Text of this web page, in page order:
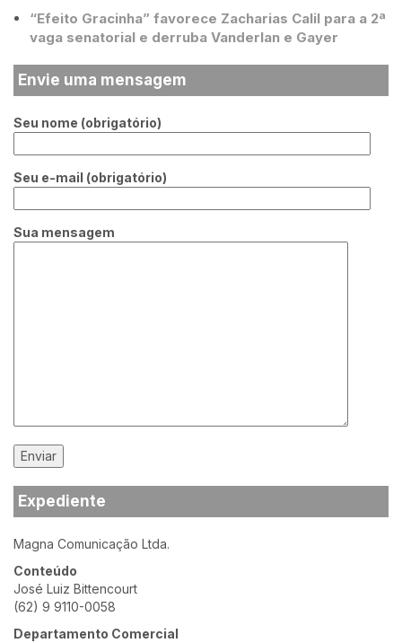
“Efeito Gracinha” favorece Zacharias Calil para a 2ª
vaga senatorial e derruba Vanderlan e Gayer
Envie uma mensagem
Seu nome (obrigatório)
Seu e-mail (obrigatório)
Sua mensagem
Expediente
Magna Comunicação Ltda.
Conteúdo
José Luiz Bittencourt
(62) 9 9110-0058
Departamento Comercial